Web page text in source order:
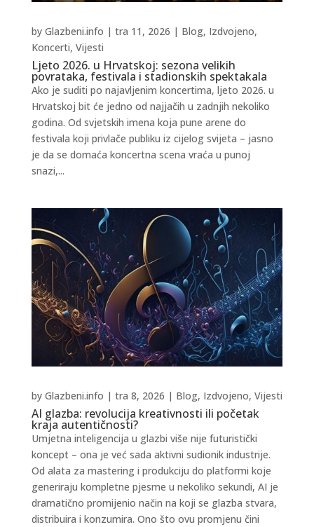
Ljeto 2026. u Hrvatskoj: sezona velikih
povrataka, festivala i stadionskih spektakala
by Glazbeni.info | tra 11, 2026 | Blog, Izdvojeno,
Koncerti, Vijesti
Ako je suditi po najavljenim koncertima, ljeto 2026. u
Hrvatskoj bit će jedno od najjačih u zadnjih nekoliko
godina. Od svjetskih imena koja pune arene do
festivala koji privlače publiku iz cijelog svijeta – jasno
je da se domaća koncertna scena vraća u punoj
snazi,...
AI glazba: revolucija kreativnosti ili početak
kraja autentičnosti?
by Glazbeni.info | tra 8, 2026 | Blog, Izdvojeno, Vijesti
Umjetna inteligencija u glazbi više nije futuristički
koncept – ona je već sada aktivni sudionik industrije.
Od alata za mastering i produkciju do platformi koje
generiraju kompletne pjesme u nekoliko sekundi, AI je
dramatično promijenio način na koji se glazba stvara,
distribuira i konzumira. Ono što ovu promjenu čini